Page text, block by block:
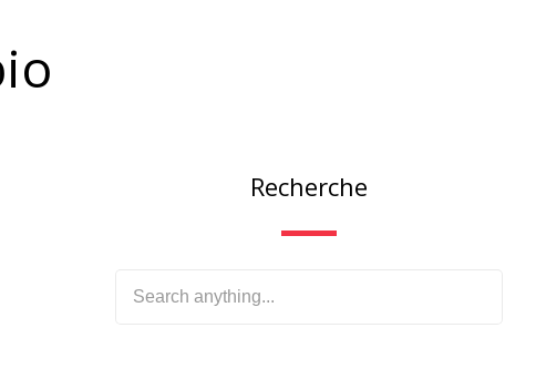
Recherche